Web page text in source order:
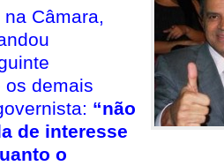
Câmara,
os demais
“não
de interesse
o